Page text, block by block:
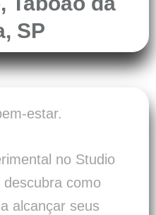
SP
estar.
no Studio
como
alcançar seus